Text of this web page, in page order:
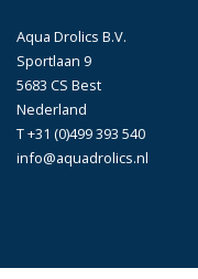
Aqua Drolics B.V.
Sportlaan 9
5683 CS Best
Nederland
T +31 (0)499 393 540
info@aquadrolics.nl